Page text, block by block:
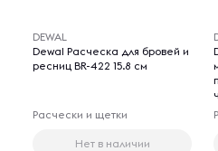
DEWAL
Dewal Расческа для бровей и
ресниц BR-422 15.8 см
Расчески и щетки
Нет в наличии